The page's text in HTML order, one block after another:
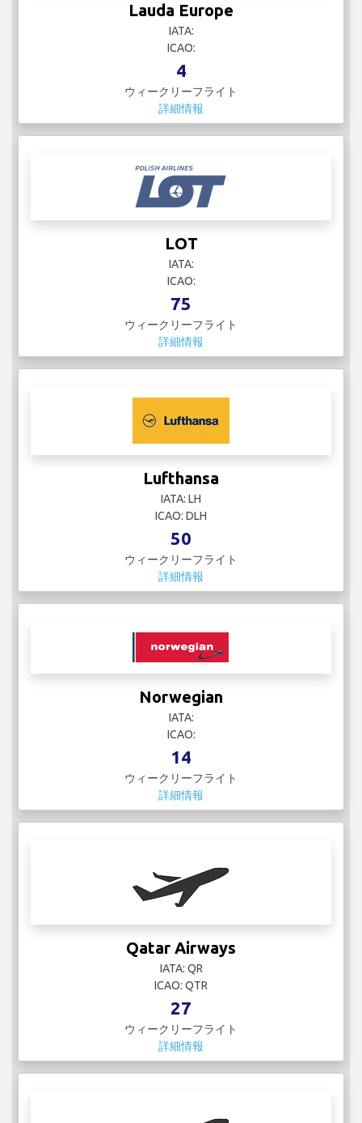
Lauda Europe
IATA:
ICAO:
4
ウィークリーフライト
詳細情報
LOT
IATA:
ICAO:
75
ウィークリーフライト
詳細情報
Lufthansa
IATA: LH
ICAO: DLH
50
ウィークリーフライト
詳細情報
Norwegian
IATA:
ICAO:
14
ウィークリーフライト
詳細情報
Qatar Airways
IATA: QR
ICAO: QTR
27
ウィークリーフライト
詳細情報